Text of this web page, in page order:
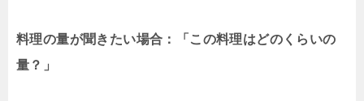
料理の量が聞きたい場合：「この料理はどのくらいの
量？」